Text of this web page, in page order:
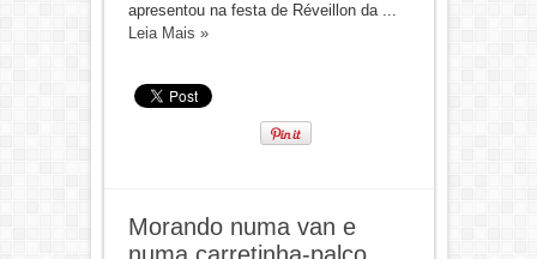
apresentou na festa de Réveillon da ...
Leia Mais »
Morando numa van e